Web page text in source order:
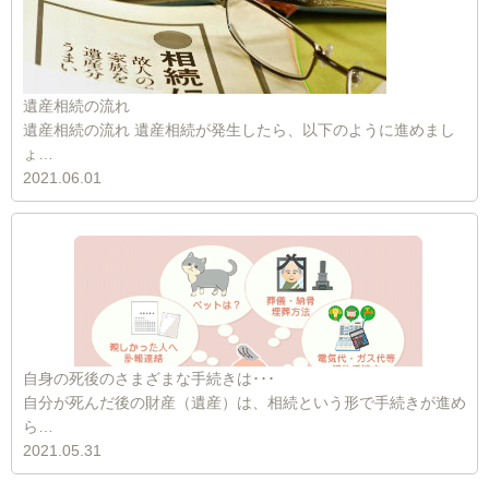
遺産相続の流れ
遺産相続の流れ 遺産相続が発生したら、以下のように進めまし
ょ…
2021.06.01
自身の死後のさまざまな手続きは･･･
自分が死んだ後の財産（遺産）は、相続という形で手続きが進め
ら…
2021.05.31